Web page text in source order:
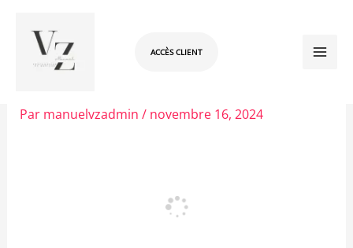
contenu
ACCÈS CLIENT
Par manuelvzadmin / novembre 16, 2024